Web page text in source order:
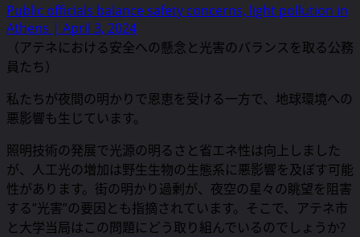
Public officials balance safety concerns, light pollution in
Athens | April 3, 2024
（アテネにおける安全への懸念と光害のバランスを取る公務
員たち）
私たちが夜間の明かりで恩恵を受ける一方で、地球環境への
悪影響も生じています。
照明技術の発展で光源の明るさと省エネ性は向上しました
が、人工光の増加は野生生物の生態系に悪影響を及ぼす可能
性があります。街の明かり過剰が、夜空の星々の眺望を阻害
する”光害”の要因とも指摘されています。そこで、アテネ市
と大学当局はこの問題にどう取り組んでいるのでしょうか?